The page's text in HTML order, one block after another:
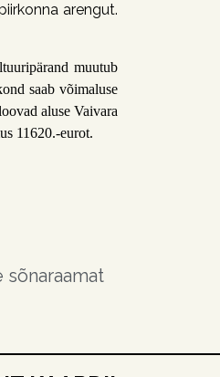
arengut.
muutub
saab võimaluse
aluse Vaivara
11620.-eurot.
sõnaraamat